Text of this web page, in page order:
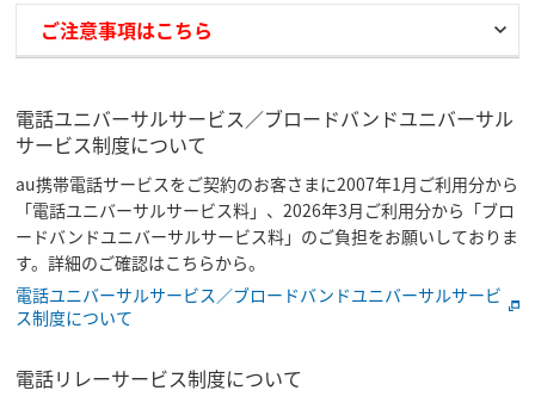
ご注意事項はこちら
電話ユニバーサルサービス／ブロードバンドユニバーサル
サービス制度について
au携帯電話サービスをご契約のお客さまに2007年1月ご利用分から
「電話ユニバーサルサービス料」、2026年3月ご利用分から「ブロ
ードバンドユニバーサルサービス料」のご負担をお願いしておりま
す。詳細のご確認はこちらから。
電話ユニバーサルサービス／ブロードバンドユニバーサルサービ
ス制度について
電話リレーサービス制度について